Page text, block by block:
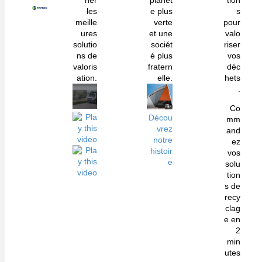
les
meille
ures
solutio
ns de
valoris
ation.
e plus
verte
et une
sociét
é plus
fratern
elle.
Décou
vrez
notre
histoir
e
s
pour
valo
riser
vos
déc
hets
Co
mm
and
ez
vos
solu
tion
s de
recy
clag
e en
2
min
utes